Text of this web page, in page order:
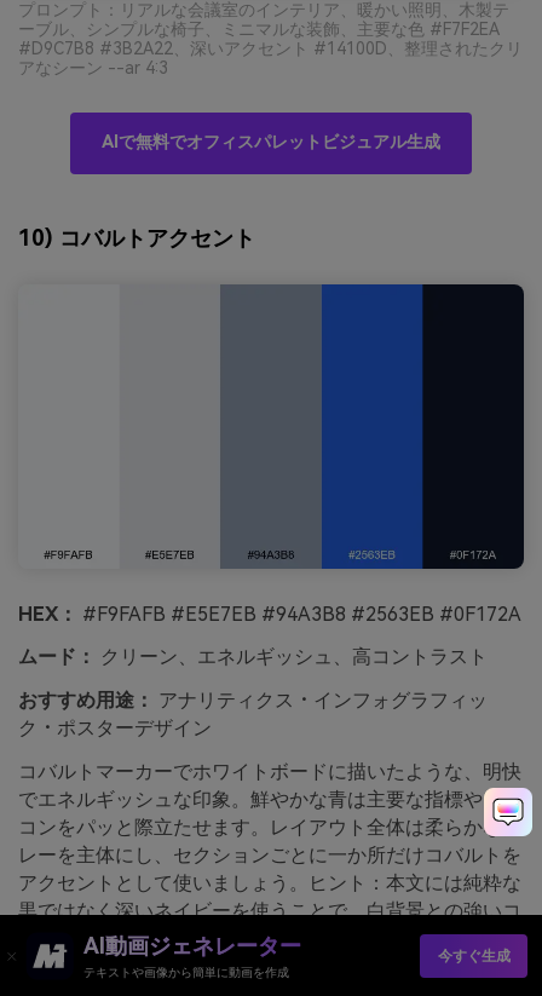
プロンプト：リアルな会議室のインテリア、暖かい照明、木製テ
ーブル、シンプルな椅子、ミニマルな装飾、主要な色 #F7F2EA
#D9C7B8 #3B2A22、深いアクセント #14100D、整理されたクリ
アなシーン --ar 4:3
AIで無料でオフィスパレットビジュアル生成
10) コバルトアクセント
HEX： #F9FAFB #E5E7EB #94A3B8 #2563EB #0F172A
ムード：
クリーン、エネルギッシュ、高コントラスト
おすすめ用途： アナリティクス・インフォグラフィッ
ク・ポスターデザイン
コバルトマーカーでホワイトボードに描いたような、明快
でエネルギッシュな印象。鮮やかな青は主要な指標やアイ
コンをパッと際立たせます。レイアウト全体は柔らかなグ
レーを主体にし、セクションごとに一か所だけコバルトを
アクセントとして使いましょう。ヒント：本文には純粋な
黒ではなく深いネイビーを使うことで、白背景との強いコ
ントラストを避けられます。
media.io を使って生成されたコバルトアクセントの画像
AI動画ジェネレーター
テキストや画像から簡単に動画を作成
今すぐ生成